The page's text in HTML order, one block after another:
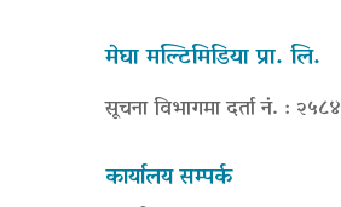
मेघा मल्टिमिडिया प्रा. लि.
सूचना विभागमा दर्ता नं. :
कार्यालय सम्पर्क